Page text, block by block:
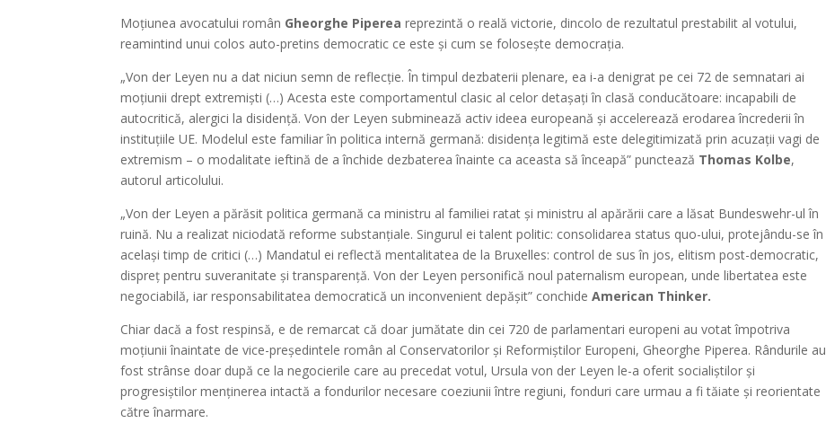
Moțiunea avocatului român Gheorghe Piperea reprezintă o reală victorie, dincolo de rezultatul prestabilit al votului,
reamintind unui colos auto-pretins democratic ce este și cum se folosește democrația.
„Von der Leyen nu a dat niciun semn de reflecție. În timpul dezbaterii plenare, ea i-a denigrat pe cei 72 de semnatari ai
moțiunii drept extremiști (…) Acesta este comportamentul clasic al celor detașați în clasă conducătoare: incapabili de
autocritică, alergici la disidență. Von der Leyen subminează activ ideea europeană și accelerează erodarea încrederii în
instituțiile UE. Modelul este familiar în politica internă germană: disidența legitimă este delegitimizată prin acuzații vagi de
extremism – o modalitate ieftină de a închide dezbaterea înainte ca aceasta să înceapă” punctează Thomas Kolbe,
autorul articolului.
„Von der Leyen a părăsit politica germană ca ministru al familiei ratat și ministru al apărării care a lăsat Bundeswehr-ul în
ruină. Nu a realizat niciodată reforme substanțiale. Singurul ei talent politic: consolidarea status quo-ului, protejându-se în
același timp de critici (…) Mandatul ei reflectă mentalitatea de la Bruxelles: control de sus în jos, elitism post-democratic,
dispreț pentru suveranitate și transparență. Von der Leyen personifică noul paternalism european, unde libertatea este
negociabilă, iar responsabilitatea democratică un inconvenient depășit” conchideAmerican Thinker.
Chiar dacă a fost respinsă, e de remarcat că doar jumătate din cei 720 de parlamentari europeni au votat împotriva
moțiunii înaintate de vice-președintele român al Conservatorilor și Reformiștilor Europeni, Gheorghe Piperea. Rândurile au
fost strânse doar după ce la negocierile care au precedat votul, Ursula von der Leyen le-a oferit socialiștilor și
progresiștilor menținerea intactă a fondurilor necesare coeziunii între regiuni, fonduri care urmau a fi tăiate și reorientate
către înarmare.